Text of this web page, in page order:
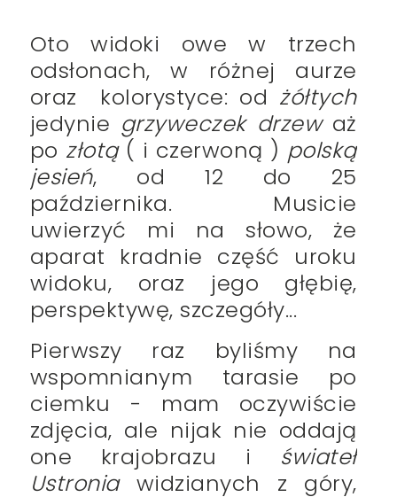
Oto widoki owe w trzech
odsłonach, w różnej aurze
oraz kolorystyce: od żółtych
jedynie grzyweczek drzew aż
po złotą( i czerwoną ) polską
jesień, od 12 do 25
października. Musicie
uwierzyć mi na słowo, że
aparat kradnie część uroku
widoku, oraz jego głębię,
perspektywę, szczegóły...
Pierwszy raz byliśmy na
wspomnianym tarasie po
ciemku - mam oczywiście
zdjęcia, ale nijak nie oddają
one krajobrazu i świateł
Ustroniawidzianych z góry,